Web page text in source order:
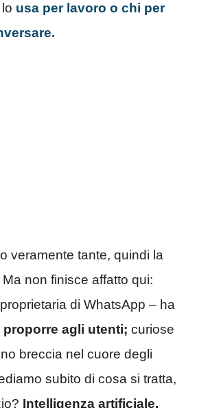
usa per lavoro o chi per
veramente tante, quindi la
non finisce affatto qui:
di WhatsApp – ha
proporre agli utenti; curiose
breccia nel cuore degli
subito di cosa si tratta,
Intelligenza artificiale.